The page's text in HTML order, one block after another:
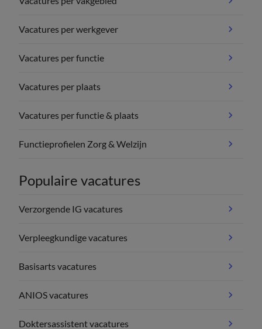
Vacatures per werkgever
Vacatures per functie
Vacatures per plaats
Vacatures per functie & plaats
Functieprofielen Zorg & Welzijn
Populaire vacatures
Verzorgende IG vacatures
Verpleegkundige vacatures
Basisarts vacatures
ANIOS vacatures
Doktersassistent vacatures